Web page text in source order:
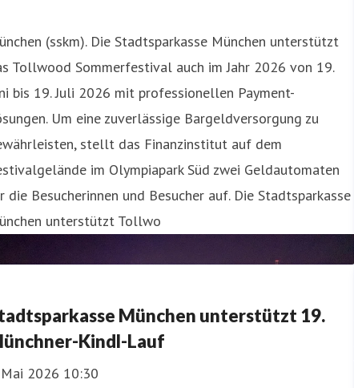
(sskm). Die Stadtsparkasse München unterstützt
Tollwood Sommerfestival auch im Jahr 2026 von 19.
bis 19. Juli 2026 mit professionellen Payment-
Um eine zuverlässige Bargeldversorgung zu
stellt das Finanzinstitut auf dem
im Olympiapark Süd zwei Geldautomaten
die Besucherinnen und Besucher auf. Die Stadtsparkasse
unterstützt Tollwo
München unterstützt 19.
Kindl-Lauf
2026 10:30